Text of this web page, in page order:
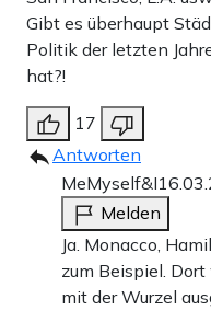
Berlin“. Wie sich die
muss man einfach
Berlin ist eine
noch Leute, die
herzukommen und
oder die Museumsinsel
den Gestank so gut es
um sich diese Junkie-
Gibt es überhaupt
Politik der letzten
hat?!
17
Antworten
MeMyself&I
Melden
Ja. Monacco,
zum Beispiel.
mit der Wurzel